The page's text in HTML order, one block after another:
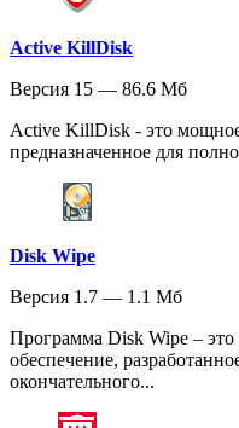
Active KillDisk
Версия 15 — 86.6 Мб
Active KillDisk - это
предназначенное для
Disk Wipe
Версия 1.7 — 1.1 Мб
Программа Disk Wipe –
обеспечение,
окончательного...